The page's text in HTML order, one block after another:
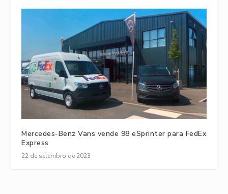
Mercedes-Benz Vans vende 98 eSprinter para FedEx
Express
22 de setembro de 2023